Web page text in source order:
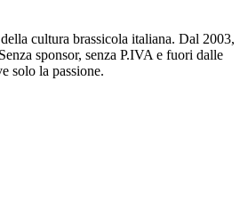
cultura brassicola italiana. Dal 2003,
sponsor, senza P.IVA e fuori dalle
solo la passione.